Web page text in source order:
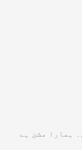
ہمارا مشن ہے